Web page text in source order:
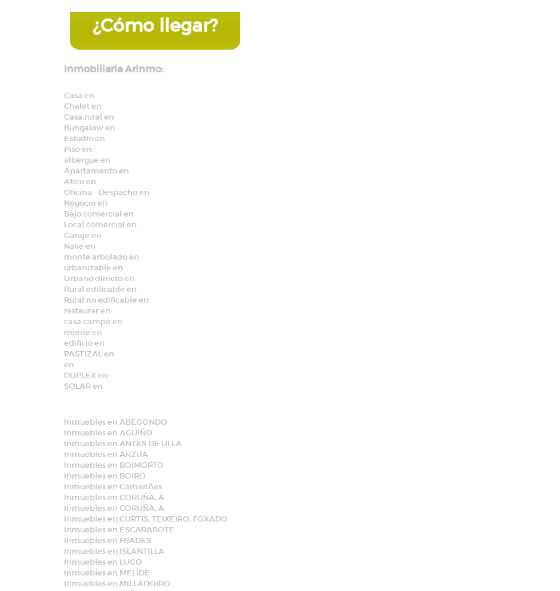
¿Cómo llegar?
Inmobiliaria Arinmo:
Casa en
Chalet en
Casa rural en
Bungalow en
Estudio en
Piso en
albergue en
Apartamento en
Atico en
Oficina - Despacho en
Negocio en
Bajo comercial en
Local comercial en
Garaje en
Nave en
monte arbolado en
urbanizable en
Urbano directo en
Rural edificable en
Rural no edificable en
restaurar en
casa campo en
monte en
edificio en
PASTIZAL en
en
DUPLEX en
SOLAR en
Inmuebles en ABEGONDO
Inmuebles en AGUIÑO
Inmuebles en ANTAS DE ULLA
Inmuebles en ARZUA
Inmuebles en BOIMORTO
Inmuebles en BOIRO
Inmuebles en Camariñas
Inmuebles en CORUÑA, A
Inmuebles en CORUÑA, A
Inmuebles en CURTIS, TEIXEIRO, FOXADO
Inmuebles en ESCARABOTE
Inmuebles en FRADES
Inmuebles en ISLANTILLA
Inmuebles en LUGO
Inmuebles en MELIDE
Inmuebles en MILLADOIRO